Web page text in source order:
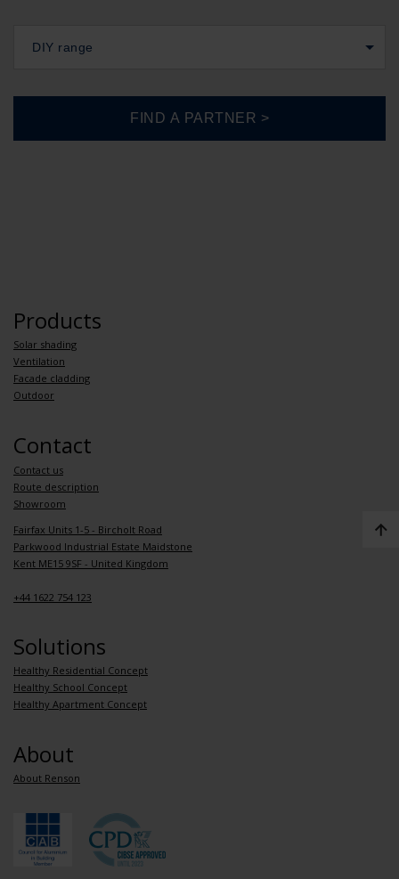
DIY range
Products
Solar shading
Ventilation
Facade cladding
Outdoor
Contact
Contact us
Route description
Showroom
Fairfax Units 1-5 - Bircholt Road
Parkwood Industrial Estate Maidstone
Kent ME15 9SF - United Kingdom
+44 1622 754 123
Solutions
Healthy Residential Concept
Healthy School Concept
Healthy Apartment Concept
About
About Renson